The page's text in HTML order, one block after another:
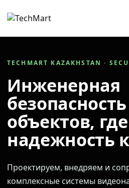
TECHMART KAZAKHSTAN ·
Инженерная
объектов, где
надежность
Проектируем, внедряем и
комплексные системы